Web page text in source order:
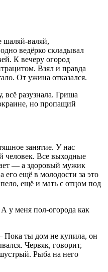
шаляй-валяй,
ведёрко складывал
К вечеру огород
Взял и правда
От ужина отказался.
всё разузнала. Гриша
но пропащий
занятие. У нас
человек. Все выходные
— а здоровый мужик
его ещё в молодости за это
ещё и мать с отцом под
меня пол-огорода как
ты дом не купила, он
Червяк, говорит,
Рыба на него